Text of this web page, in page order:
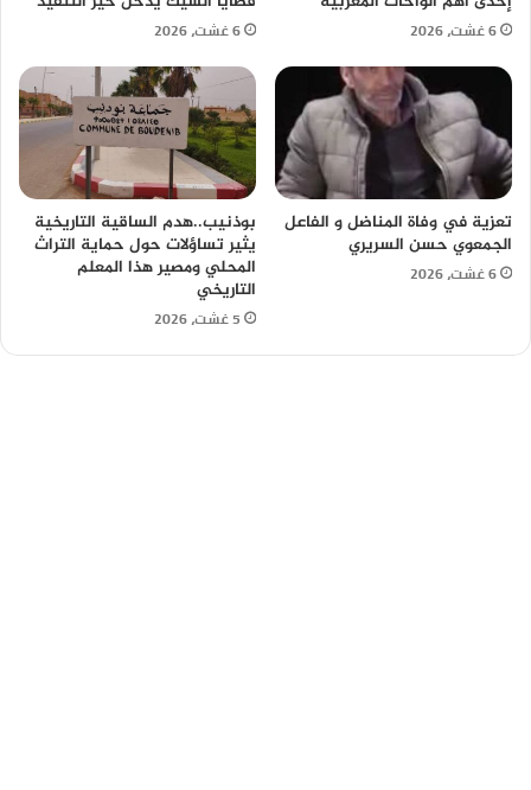
6 غشت، 2026
6 غشت، 2026
تعزية في وفاة المناضل و الفاعل
الجمعوي حسن السريري
6 غشت، 2026
بوذنيب..هدم الساقية التاريخية
يثير تساؤلات حول حماية التراث
المحلي ومصير هذا المعلم
التاريخي
5 غشت، 2026